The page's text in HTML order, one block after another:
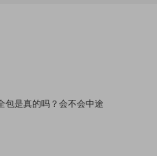
包是真的吗？会不会中途